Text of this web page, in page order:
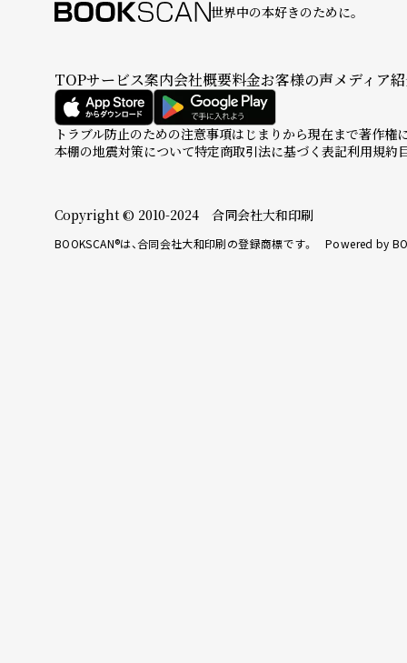
世界中の本好きのために。
TOPサービス案内会社概要料金お客様の声メディア
トラブル防止のための注意事項はじまりから現在まで著作権
本棚の地震対策について特定商取引法に基づく表記利用規約
Copyright © 2010-2024 合同会社大和印刷
BOOKSCAN®は、合同会社大和印刷の登録商標です。 Powered by